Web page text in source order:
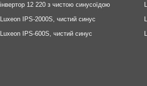
інвертор 12 220 з чистою синусоїдою
Luxeon IPS-2000S, чистий синус
Luxeon IPS-600S, чистий синус